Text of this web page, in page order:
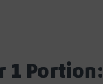
1 Portion: